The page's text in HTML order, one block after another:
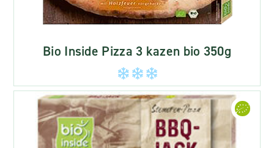
Bio Inside Pizza 3 kazen bio 350g